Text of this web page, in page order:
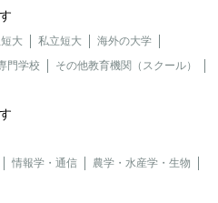
大 私立短大
海外の大学
門学校
その他教育機関（スクール）
情報学・通信
農学・水産学・生物